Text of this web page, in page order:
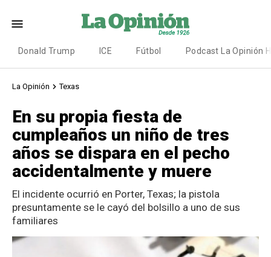
Donald Trump ICE Fútbol Podcast La Opinión
La Opinión Texas
En su propia fiesta de
cumpleaños un niño de tres
años se dispara en el pecho
accidentalmente y muere
El incidente ocurrió en Porter, Texas; la pistola
presuntamente se le cayó del bolsillo a uno de sus
familiares